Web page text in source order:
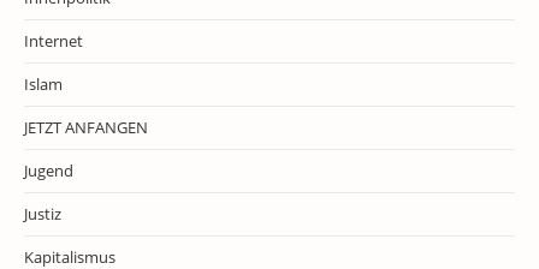
Internet
Islam
JETZT ANFANGEN
Jugend
Justiz
Kapitalismus